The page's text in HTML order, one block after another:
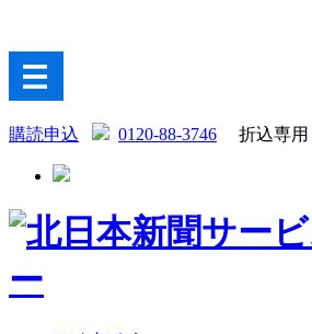
購読申込 0120-88-3746 折込専用